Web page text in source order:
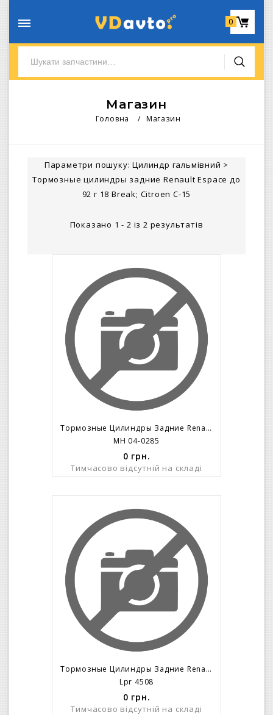
0
Магазин
Головна / Магазин
Параметри пошуку:Цилиндр гальмівний >
Тормозные цилиндры задние Renault Espace до
92 г 18 Break; Citroen C-15
Показано 1 - 2 із 2 результатів
Тормозные Цилиндры Задние Renault Espace До 92 Г 18 Break; Citroen C-15
MH 04-0285
0 грн.
Тимчасово відсутній на складі
Тормозные Цилиндры Задние Renault Espace До 92 Г 18 Break; Citroen C-15
Lpr 4508
0 грн.
Тимчасово відсутній на складі